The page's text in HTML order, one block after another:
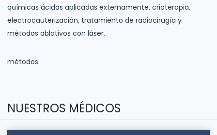
químicas ácidas aplicadas externamente, crioterapia,
electrocauterización, tratamiento de radiocirugía y
métodos ablativos con láser.
métodos.
NUESTROS MÉDICOS